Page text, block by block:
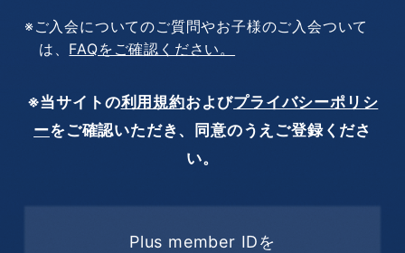
※ご入会についてのご質問やお子様のご入会ついて
は、 FAQをご確認ください。
※当サイトの利用規約およびプライバシーポリシ
ーをご確認いただき、同意のうえご登録くださ
い。
Plus member IDを